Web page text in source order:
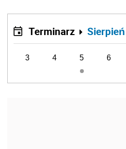
Terminarz Sierpień
3 4 5 6